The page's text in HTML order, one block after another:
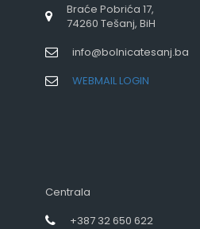
Braće Pobrića 17,
74260 Tešanj, BiH
info@bolnicatesanj.ba
WEBMAIL LOGIN
Centrala
+387 32 650 622